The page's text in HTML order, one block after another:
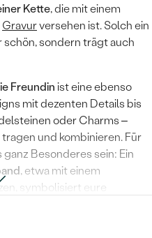
Kette, die mit einem
Gravurversehen ist. Solch ein
sondern trägt auch
Freundin ist eine ebenso
mit dezenten Details bis
oder Charms –
und kombinieren. Für
Besonderes sein: Ein
, etwa mit einem
symbolisiert eure